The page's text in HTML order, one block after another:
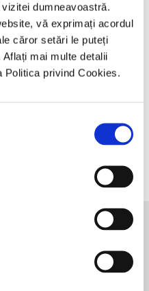
dumneavoastră.
vă exprimați acordul
căror setări le puteți
mai multe detalii
Politica privind Cookies.
Membru – categoria studenți,
biologi medici rezidenți,
pensionari